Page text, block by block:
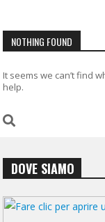
NOTHING FOUND
It seems we can’t find
help.
DOVE SIAMO